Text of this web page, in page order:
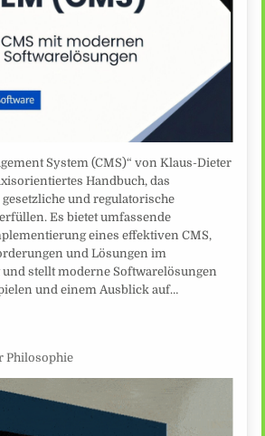
System (CMS)“ von Klaus-Dieter
Handbuch, das
und regulatorische
Es bietet umfassende
eines effektiven CMS,
und Lösungen im
und stellt moderne Softwarelösungen
und einem Ausblick auf…
Philosophie